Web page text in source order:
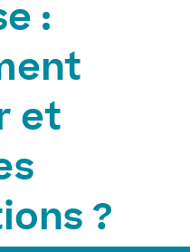
:
et
?